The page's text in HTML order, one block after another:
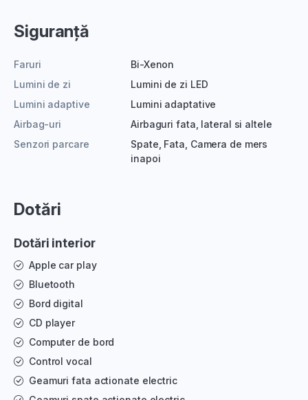
Siguranță
Faruri
Bi-Xenon
Lumini de zi
Lumini de zi LED
Lumini adaptive
Lumini adaptative
Airbag-uri
Airbaguri fata, lateral si altele
Senzori parcare
Spate, Fata, Camera de mers
inapoi
Dotări
Dotări interior
Apple car play
Bluetooth
Bord digital
CD player
Computer de bord
Control vocal
Geamuri fata actionate electric